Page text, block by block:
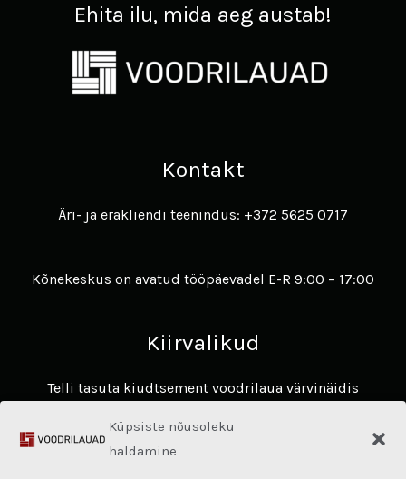
Küpsiste nõusoleku
haldamine
Ehita ilu, mida aeg austab!
Kontakt
Äri- ja erakliendi teenindus: +372 5625 0717
Kõnekeskus on avatud tööpäevadel E-R 9:00 – 17:00
Kiirvalikud
Telli tasuta kiudtsement voodrilaua värvinäidis
Hardie® Architectural Panel
Fassaadikalkulaator